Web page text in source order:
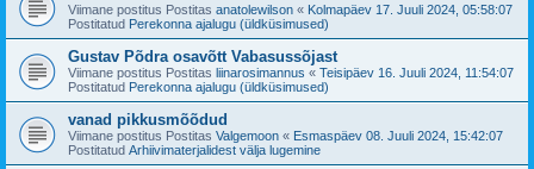
Viimane postitus Postitas anatolewilson « Kolmapäev 17. Juuli 2024, 05:58:07
Postitatud Perekonna ajalugu (üldküsimused)
Gustav Põdra osavõtt Vabasussõjast
Viimane postitus Postitas liinarosimannus « Teisipäev 16. Juuli 2024, 11:54:07
Postitatud Perekonna ajalugu (üldküsimused)
vanad pikkusmõõdud
Viimane postitus Postitas Valgemoon « Esmaspäev 08. Juuli 2024, 15:42:07
Postitatud Arhiivimaterjalidest välja lugemine